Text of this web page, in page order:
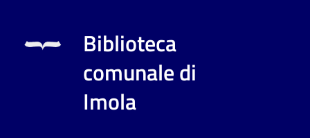
Biblioteca
comunale di
Imola